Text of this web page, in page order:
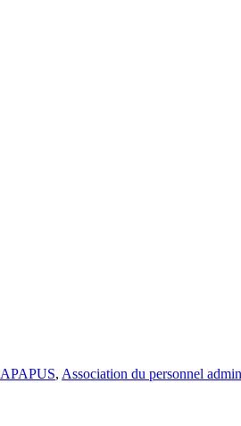
APAPUS, Association du personnel